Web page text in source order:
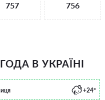
757 756
В УКРАЇНІ
+24°